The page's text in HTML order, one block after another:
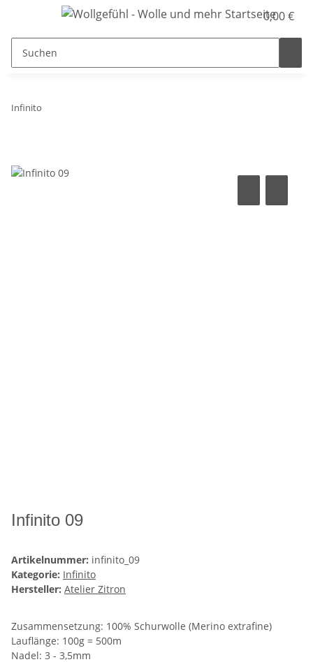
0,00 €
Infinito
Infinito 09
Artikelnummer: infinito_09
Kategorie: Infinito
Hersteller: Atelier Zitron
Zusammensetzung: 100% Schurwolle (Merino extrafine)
Lauflänge: 100g = 500m
Nadel: 3 - 3,5mm